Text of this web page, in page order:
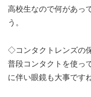
高校生なので何があっ
う。
◇コンタクトレンズの
普段コンタクトを使っ
に伴い眼鏡も大事です